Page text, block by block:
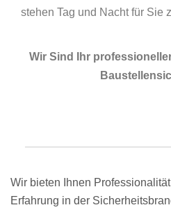
stehen Tag und Nacht für Sie
Wir Sind Ihr
Wir bieten Ihnen
Erfahrung in der